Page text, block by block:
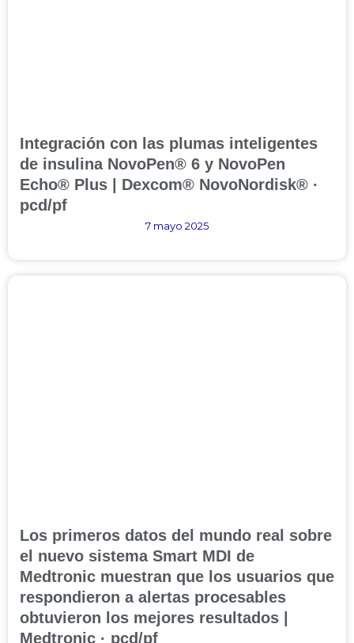
Integración con las plumas inteligentes
de insulina NovoPen® 6 y NovoPen
Echo® Plus | Dexcom® NovoNordisk® ·
pcd/pf
7 mayo 2025
Los primeros datos del mundo real sobre
el nuevo sistema Smart MDI de
Medtronic muestran que los usuarios que
respondieron a alertas procesables
obtuvieron los mejores resultados |
Medtronic · pcd/pf